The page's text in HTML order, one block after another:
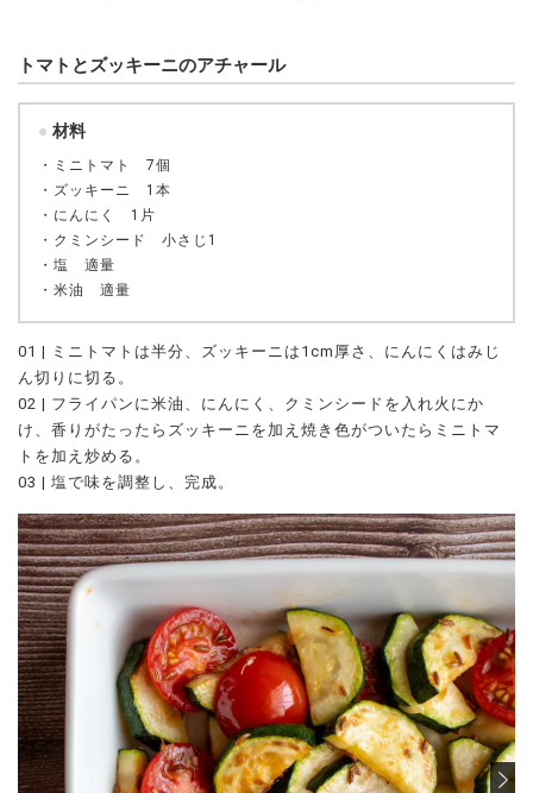
トマトとズッキーニのアチャール
材料
・ミニトマト 7個
・ズッキーニ 1本
・にんにく 1片
・クミンシード 小さじ1
・塩 適量
・米油 適量
01 | ミニトマトは半分、ズッキーニは1cm厚さ、にんにくはみじ
ん切りに切る。
02 | フライパンに米油、にんにく、クミンシードを入れ火にか
け、香りがたったらズッキーニを加え焼き色がついたらミニトマ
トを加え炒める。
03 | 塩で味を調整し、完成。